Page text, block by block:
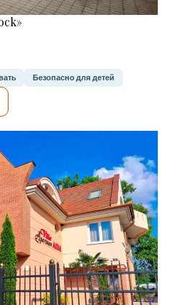
Безопасно для детей